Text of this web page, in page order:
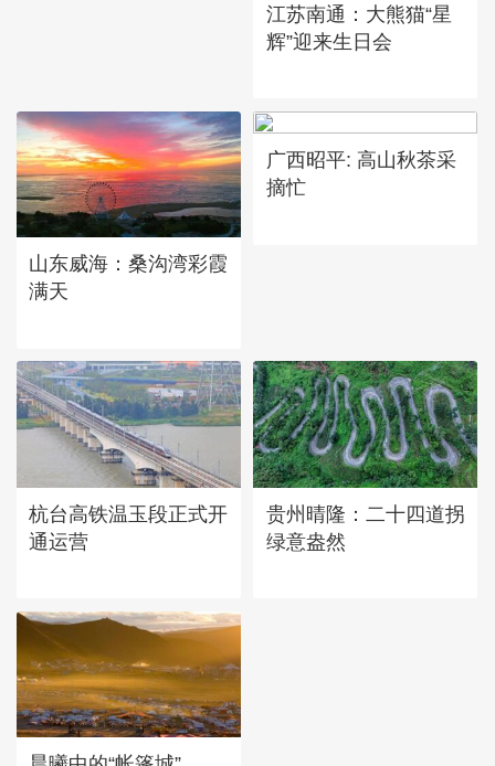
江苏南通：大熊猫“星
辉”迎来生日会
山东威海：桑沟湾彩霞
满天
广西昭平: 高山秋茶采
摘忙
杭台高铁温玉段正式开
通运营
贵州晴隆：二十四道拐
绿意盎然